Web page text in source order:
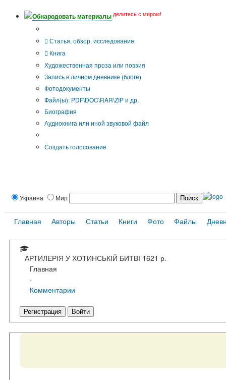
Обнародовать материалы делитесь с миром!
Статья, обзор, исследование
Книга
Художественная проза или поэзия
Запись в личном дневнике (блоге)
Фотодокументы
Файл(ы): PDF\DOC\RAR\ZIP и др.
Биография
Аудиокнига или иной звуковой файл
Создать голосование
Украина Мир
Главная Авторы Статьи Книги Фото Файлы
АРТИЛЕРІЯ У ХОТИНСЬКІЙ БИТВІ 1621 р.
Главная
·
Комментарии
Регистрация Войти